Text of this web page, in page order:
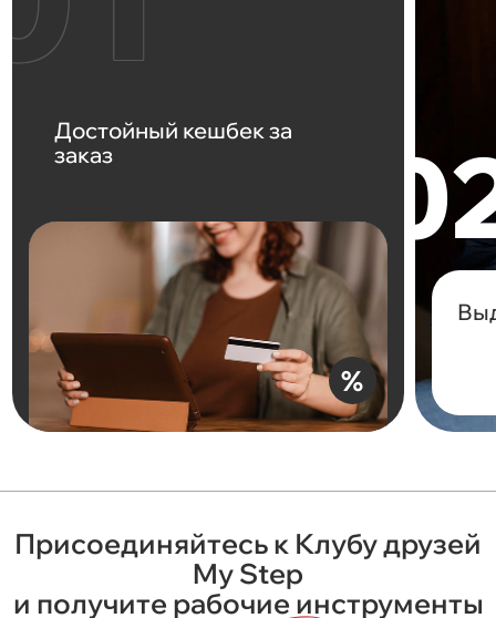
Достойный кешбек за
заказ
%
Присоединяйтесь к Клубу друзей
My Step
и получите рабочие инструменты